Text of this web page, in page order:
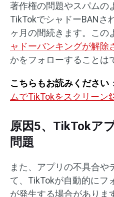
著作権の問題やスパムの
TikTokでシャドーBANさ
ヶ月の間続きます。この
ャドーバンキングが解除
かをフォローすることは
こちらもお読みください ：
ムでTikTokをスクリーン
原因5、TikTokア
問題
また、アプリの不具合や
て、TikTokが自動的にフ
が発生する場合がありま